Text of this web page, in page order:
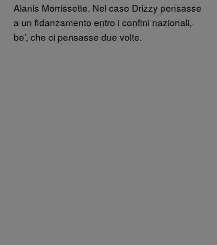
Alanis Morrissette. Nel caso Drizzy pensasse
a un fidanzamento entro i confini nazionali,
be’, che ci pensasse due volte.